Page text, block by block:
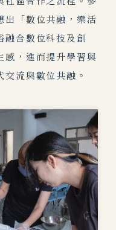
出「數位共融，樂活
融合數位科技及創
感，進而提升學習與
流與數位共融。